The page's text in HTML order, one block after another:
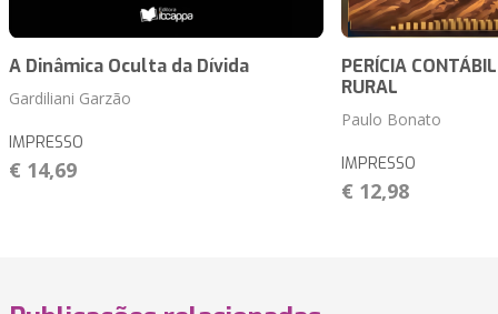
A Dinâmica Oculta da Dívida
Gardiliani Garzão
IMPRESSO
€ 14,69
PERÍCIA
RURAL
Paulo Bonato
IMPRESSO
€ 12,98